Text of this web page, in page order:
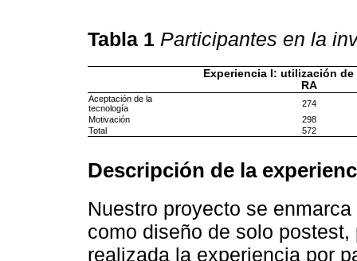
Tabla 1 Participantes en la
Experiencia I: utilización
RA
Aceptación de la
tecnología
274
Motivación
298
Total
572
Descripción de la
Nuestro proyecto se
como diseño de solo
realizada la experiencia por